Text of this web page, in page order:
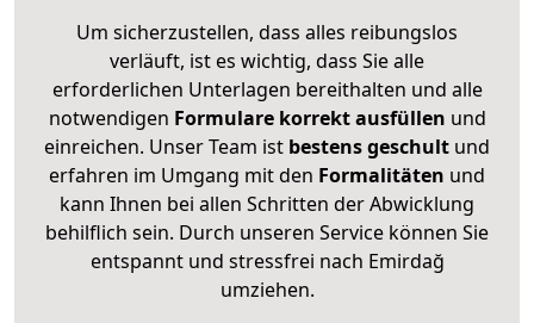
Um sicherzustellen, dass alles reibungslos
verläuft, ist es wichtig, dass Sie alle
erforderlichen Unterlagen bereithalten und alle
notwendigen Formulare korrekt ausfüllen und
einreichen. Unser Team ist bestens geschult und
erfahren im Umgang mit den Formalitäten und
kann Ihnen bei allen Schritten der Abwicklung
behilflich sein. Durch unseren Service können Sie
entspannt und stressfrei nach Emirdağ
umziehen.